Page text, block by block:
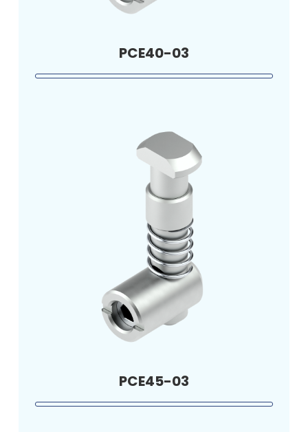
PCE40-03
PCE45-03